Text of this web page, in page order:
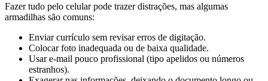
Fazer tudo pelo celular pode trazer distrações, mas algumas
armadilhas são comuns:
Enviar currículo sem revisar erros de digitação.
Colocar foto inadequada ou de baixa qualidade.
Usar e-mail pouco profissional (tipo apelidos ou números
estranhos).